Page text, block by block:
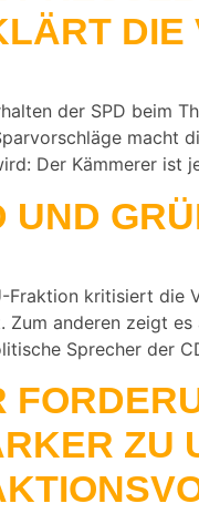
DIE
der SPD beim
macht
Der Kämmerer ist
UND
Fraktion kritisiert die
Zum anderen zeigt
Sprecher der
ZU